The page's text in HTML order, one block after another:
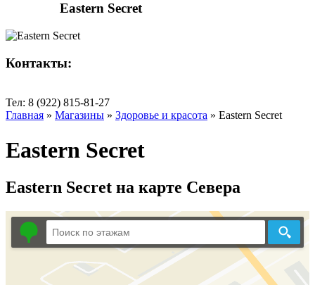
Eastern Secret
Контакты:
Тел: 8 (922) 815-81-27
Главная » Магазины » Здоровье и красота » Eastern Secret
Eastern Secret
Eastern Secret на карте Севера